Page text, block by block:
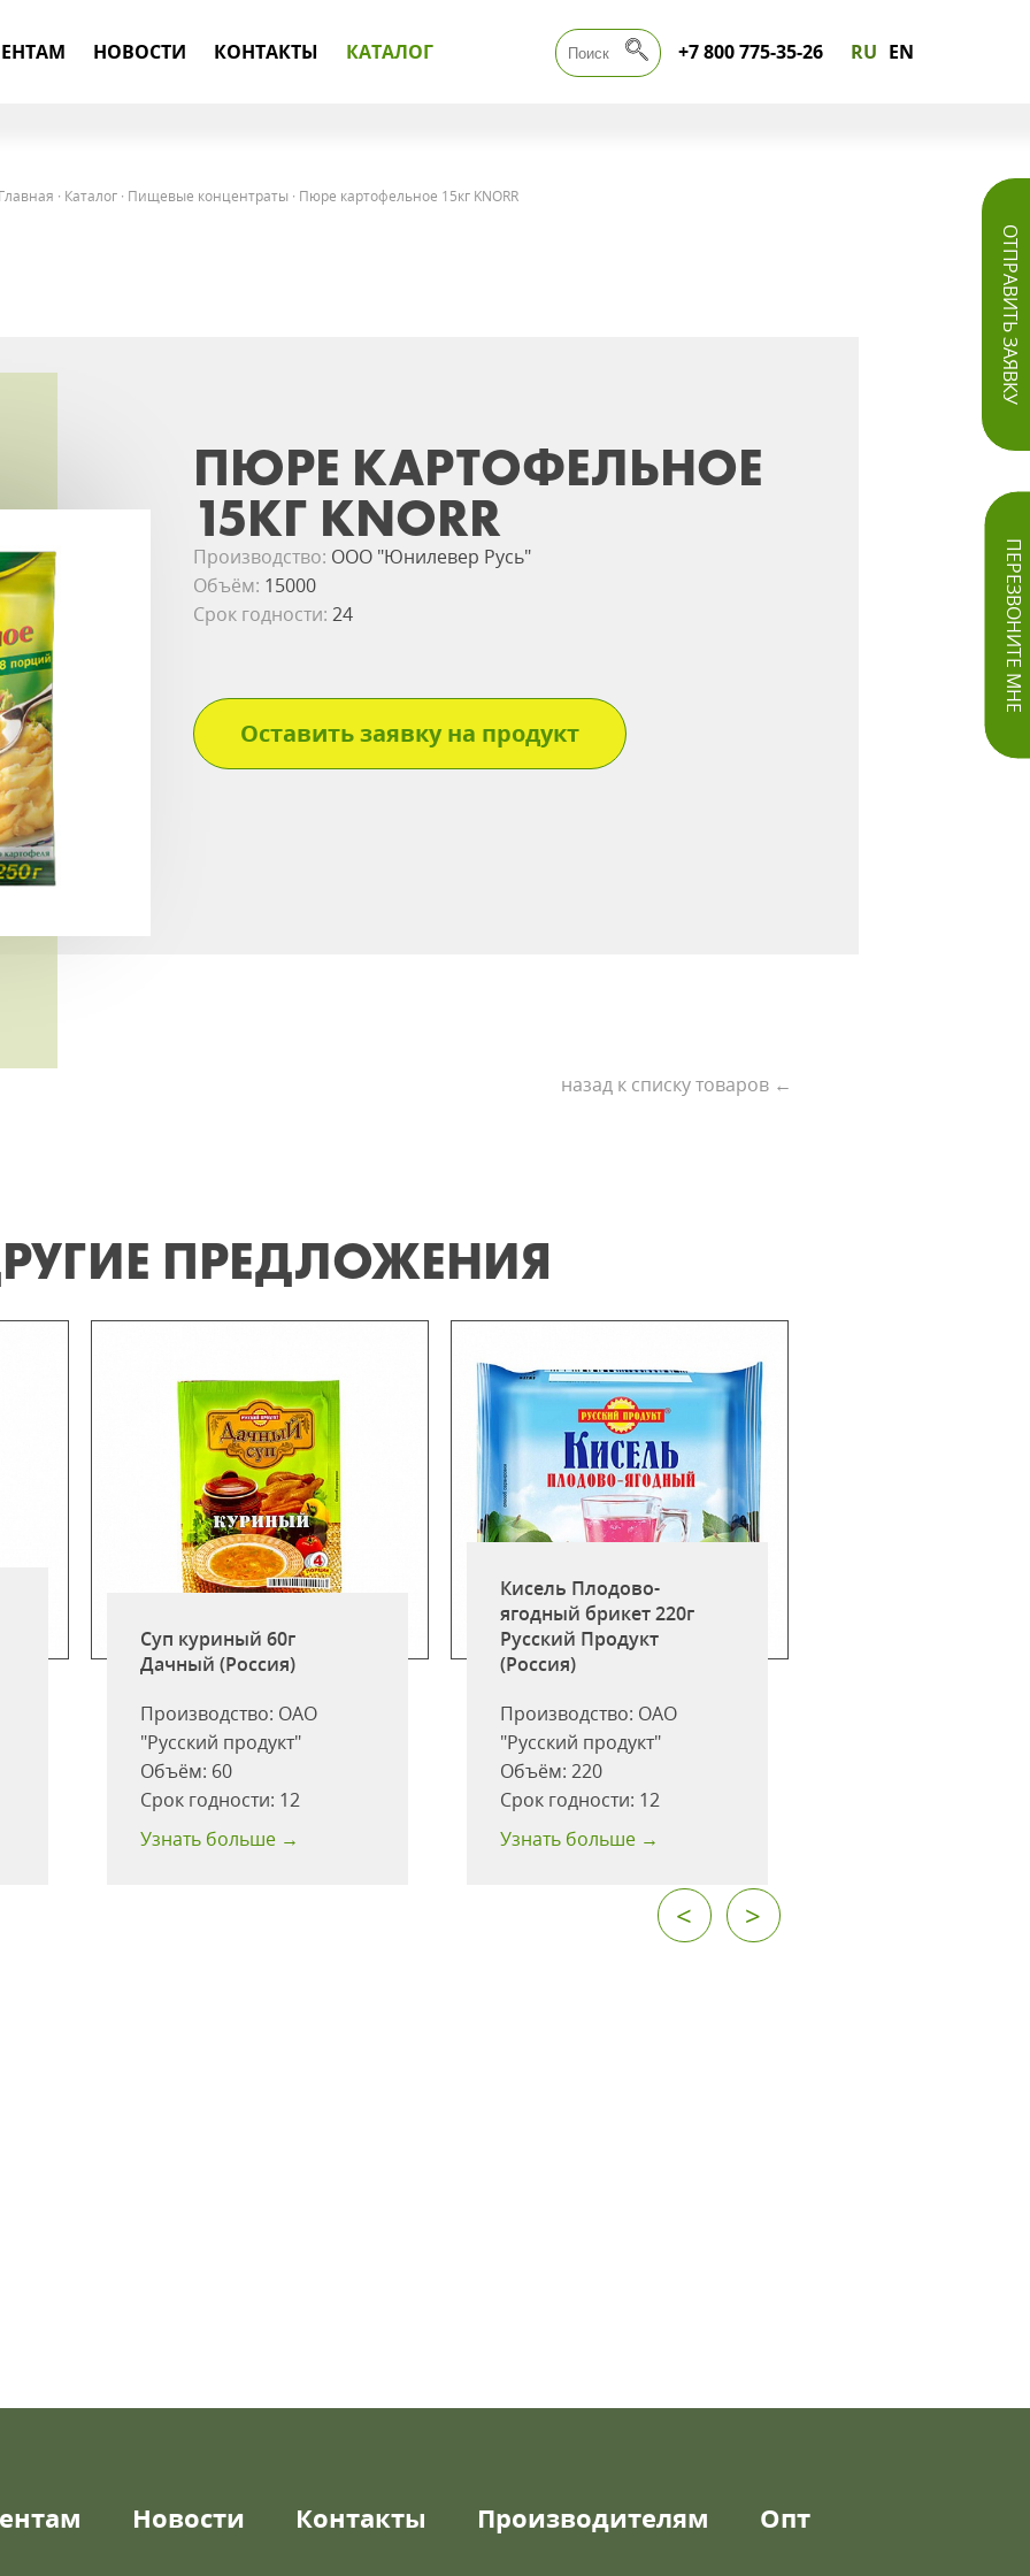
НОВОСТИ КОНТАКТЫ КАТАЛОГ +7 800 775-35-26 RU EN
ОТПРАВИТЬ ЗАЯВКУ
ПЕРЕЗВОНИТЕ МНЕ
· Каталог· Пищевые концентраты · Пюре картофельное 15кг KNORR
ПЮРЕ КАРТОФЕЛЬНОЕ
15КГ KNORR
Производство: ООО "Юнилевер Русь"
Объём: 15000
Срок годности:24
Оставить заявку на продукт
назад к списку товаров ←
ПРЕДЛОЖЕНИЯ
Суп куриный 60г
Дачный (Россия)
Производство: ОАО
"Русский продукт"
Объём: 60
Срок годности: 12
Узнать больше →
Кисель Плодово-
ягодный брикет 220г
Русский Продукт
(Россия)
Производство: ОАО
"Русский продукт"
Объём:220
Срок годности: 12
Узнать больше →
< >
Новости Контакты Производителям Опт